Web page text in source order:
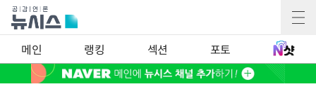
메인 랭킹 섹션 포토